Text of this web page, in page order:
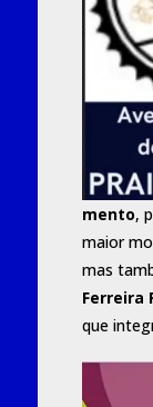
mento,
maior
mas
Ferreira
que